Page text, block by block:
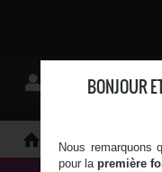
Se connecter
BONJOUR
Nous remarquons
pour la première